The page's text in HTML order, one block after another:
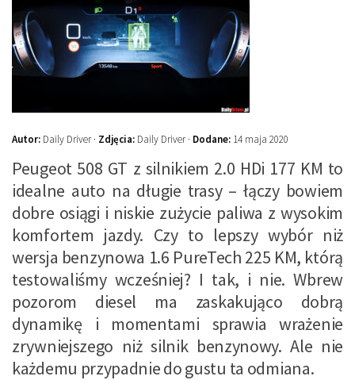
Autor: Daily Driver · Zdjęcia: Daily Driver · Dodane: 14 maja 2020
Peugeot 508 GT z silnikiem 2.0 HDi 177 KM to
idealne auto na długie trasy – łączy bowiem
dobre osiągi i niskie zużycie paliwa z wysokim
komfortem jazdy. Czy to lepszy wybór niż
wersja benzynowa 1.6 PureTech 225 KM, którą
testowaliśmy wcześniej? I tak, i nie. Wbrew
pozorom diesel ma zaskakująco dobrą
dynamikę i momentami sprawia wrażenie
zrywniejszego niż silnik benzynowy. Ale nie
każdemu przypadnie do gustu ta odmiana.